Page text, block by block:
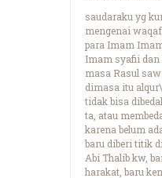
saudaraku yg
mengenai
para Imam
Imam syafii dan
masa Rasul
dimasa itu
tidak bisa
ta, atau
karena belum
baru diberi titik
Abi Thalib kw,
harakat, baru